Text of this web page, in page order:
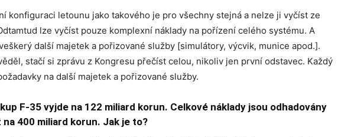
konfiguraci letounu jako takového je pro všechny stejná a nelze ji vyčíst ze
lze vyčíst pouze komplexní náklady na pořízení celého systému. A
další majetek a pořizované služby [simulátory, výcvik, munice apod.].
stačí si zprávu z Kongresu přečíst celou, nikoliv jen první odstavec. Každý
na další majetek a pořizované služby.
F-35 vyjde na 122 miliard korun. Celkové náklady jsou odhadovány
400 miliard korun. Jak je to?